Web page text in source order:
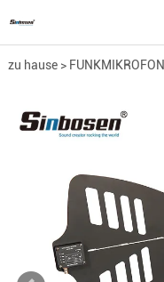
zu hause> FUNKMIKROFON